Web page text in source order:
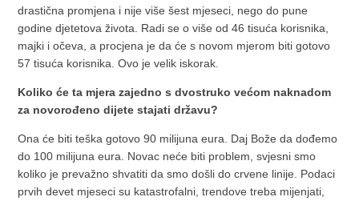
drastična promjena i nije više šest mjeseci, nego do pune
godine djetetova života. Radi se o više od 46 tisuća korisnika,
majki i očeva, a procjena je da će s novom mjerom biti gotovo
57 tisuća korisnika. Ovo je velik iskorak.
Koliko će ta mjera zajedno s dvostruko većom naknadom
za novorođeno dijete stajati državu?
Ona će biti teška gotovo 90 milijuna eura. Daj Bože da dođemo
do 100 milijuna eura. Novac neće biti problem, svjesni smo
koliko je prevažno shvatiti da smo došli do crvene linije. Podaci
prvih devet mjeseci su katastrofalni, trendove treba mijenjati,